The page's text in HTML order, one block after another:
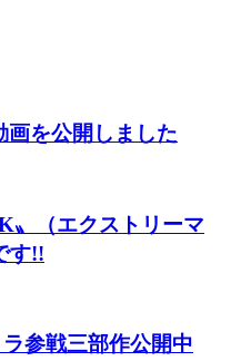
画を公開しました
〟（エクストリーマ
す!!
参戦三部作公開中